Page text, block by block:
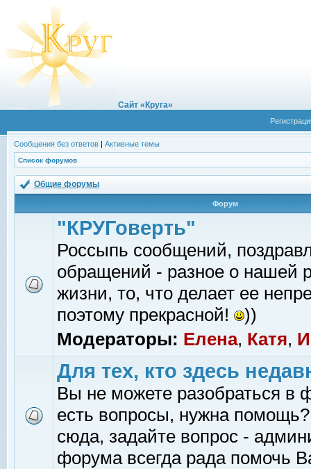
Сайт «Круга»
Сообщения без ответов | Активные темы
Список форумов
Общие форумы
Форум
"КРУГоверть"
Россыпь сообщений,
обращений - разное о нашей
жизни, то, что делает ее
поэтому прекрасной!
))
Модераторы: Елена, Катя,
Для тех, кто здесь
Вы не можете разобраться в
есть вопросы, нужна помощь?
сюда, задайте вопрос -
форума всегда рада помочь